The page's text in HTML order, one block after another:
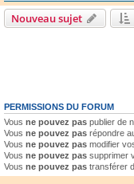
Nouveau sujet
PERMISSIONS DU FORUM
Vous ne pouvez pas publier de
Vous ne pouvez pas répondre
Vous ne pouvez pas modifier
Vous ne pouvez pas supprimer
Vous ne pouvez pas transférer